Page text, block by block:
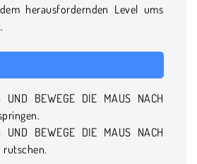
herausfordernden Level ums
UND BEWEGE DIE MAUS NACH
UND BEWEGE DIE MAUS NACH
rutschen.